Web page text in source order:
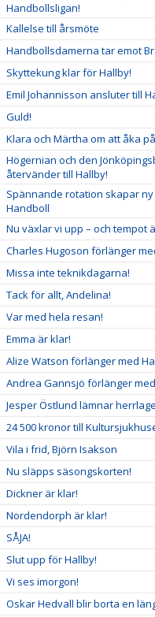
Handbollsligan!
Kallelse till årsmöte
Handbollsdamerna tar emot
Skyttekung klar för Hallby!
Emil Johannisson ansluter till
Guld!
Klara och Märtha om att åka
Högernian och den
återvänder till Hallby!
Spännande rotation skapar
Handboll
Nu växlar vi upp – och tempot
Charles Hugoson förlänger
Missa inte teknikdagarna!
Tack för allt, Andelina!
Var med hela resan!
Emma är klar!
Alize Watson förlänger med
Andrea Gannsjö förlänger
Jesper Östlund lämnar
24 500 kronor till
Vila i frid, Björn Isakson
Nu släpps säsongskorten!
Dickner är klar!
Nordendorph är klar!
SÅJA!
Slut upp för Hallby!
Vi ses imorgon!
Oskar Hedvall blir borta en